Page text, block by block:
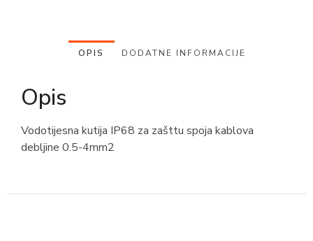
OPIS DODATNE INFORMACIJE
Opis
Vodotijesna kutija IP68 za zašttu spoja kablova
debljine 0.5-4mm2